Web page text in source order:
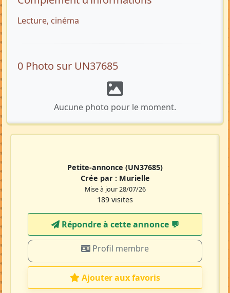
Lecture, cinéma
0 Photo sur UN37685
Aucune photo pour le moment.
Petite-annonce (UN37685)
Crée par : Murielle
Mise à jour 28/07/26
189 visites
Répondre à cette annonce 💬​
Profil membre
Ajouter aux favoris